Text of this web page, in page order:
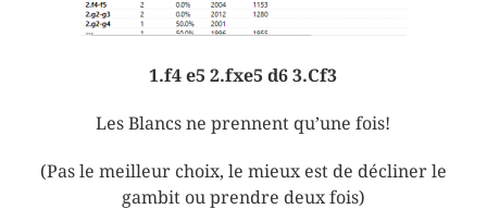
1.f4 e5 2.fxe5 d6 3.Cf3
Les Blancs ne prennent qu’une fois!
(Pas le meilleur choix, le mieux est de décliner le
gambit ou prendre deux fois)